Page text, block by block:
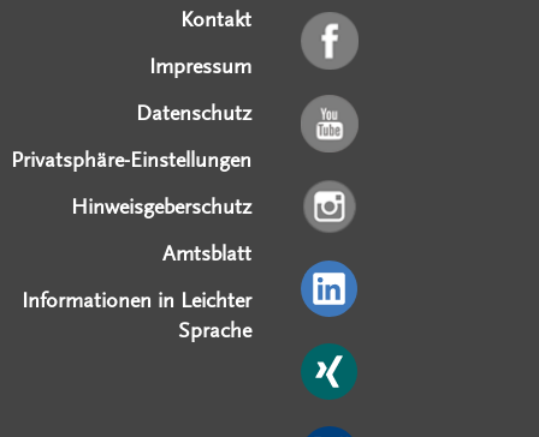
Kontakt
Impressum
Datenschutz
Privatsphäre-Einstellungen
Hinweisgeberschutz
Amtsblatt
Informationen in Leichter
Sprache